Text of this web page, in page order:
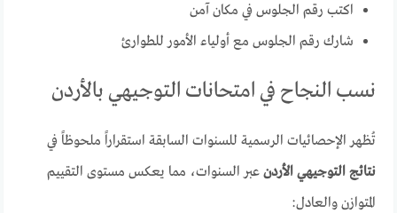
اكتب رقم الجلوس في مكان آمن
شارك رقم الجلوس مع أولياء الأمور للطوارئ
نسب النجاح في امتحانات التوجيهي بالأردن
تُظهر الإحصائيات الرسمية للسنوات السابقة استقراراً ملحوظاً في
نتائج التوجيهي الأردن عبر السنوات، مما يعكس مستوى التقييم
المتوازن والعادل: